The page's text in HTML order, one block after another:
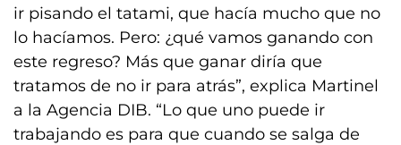
ir pisando el tatami, que hacía mucho que no
lo hacíamos. Pero: ¿qué vamos ganando con
este regreso? Más que ganar diría que
tratamos de no ir para atrás”, explica Martinel
a la Agencia DIB. “Lo que uno puede ir
trabajando es para que cuando se salga de